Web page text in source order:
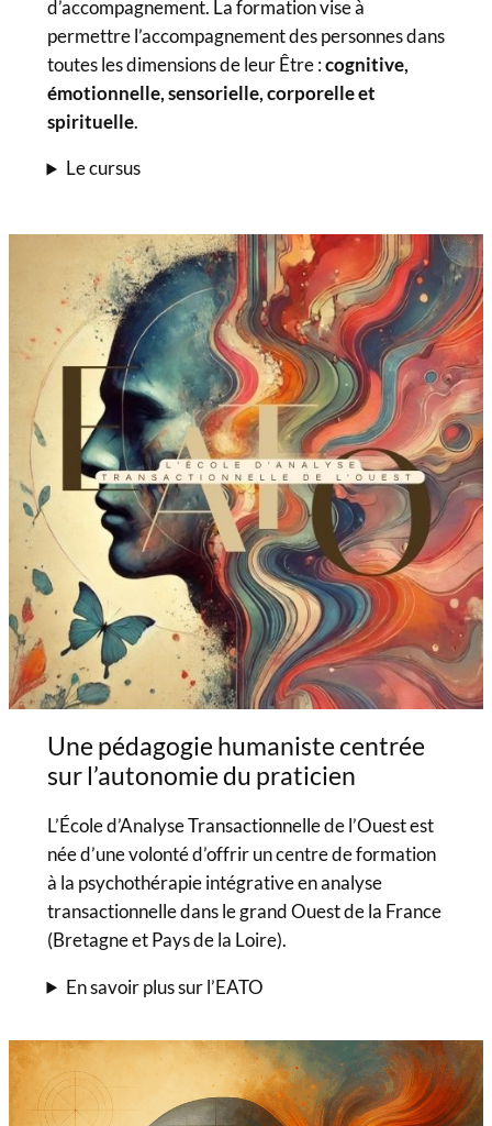
d’accompagnement. La formation vise à
permettre l’accompagnement des personnes dans
toutes les dimensions de leur Être :cognitive,
émotionnelle, sensorielle, corporelle et
spirituelle.
Le cursus
Une pédagogie humaniste centrée
sur l’autonomie du praticien
L’École d’Analyse Transactionnelle de l’Ouest est
née d’une volonté d’offrir un centre de formation
à la psychothérapie intégrative en analyse
transactionnelle dans le grand Ouest de la France
(Bretagne et Pays de la Loire).
En savoir plus sur l’EATO